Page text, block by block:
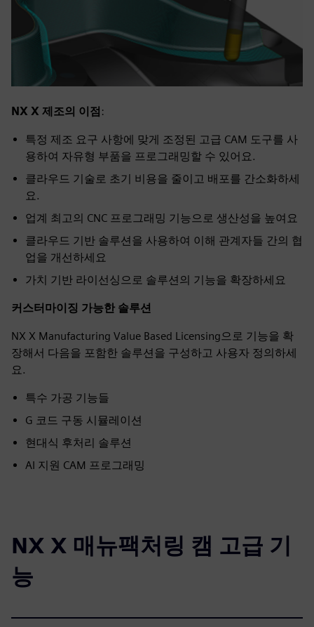
NX X 제조의 이점 :
특정 제조 요구 사항에 맞게 조정된 고급 CAM 도구를 사
용하여 자유형 부품을 프로그래밍할 수 있어요.
클라우드 기술로 초기 비용을 줄이고 배포를 간소화하세
요.
업계 최고의 CNC 프로그래밍 기능으로 생산성을 높여요
클라우드 기반 솔루션을 사용하여 이해 관계자들 간의 협
업을 개선하세요
가치 기반 라이선싱으로 솔루션의 기능을 확장하세요
커스터마이징 가능한 솔루션
NX X Manufacturing Value Based Licensing으로 기능을 확
장해서 다음을 포함한 솔루션을 구성하고 사용자 정의하세
요.
특수 가공 기능들
G 코드 구동 시뮬레이션
현대식 후처리 솔루션
AI 지원 CAM 프로그래밍
NX X 매뉴팩처링 캠 고급 기
능